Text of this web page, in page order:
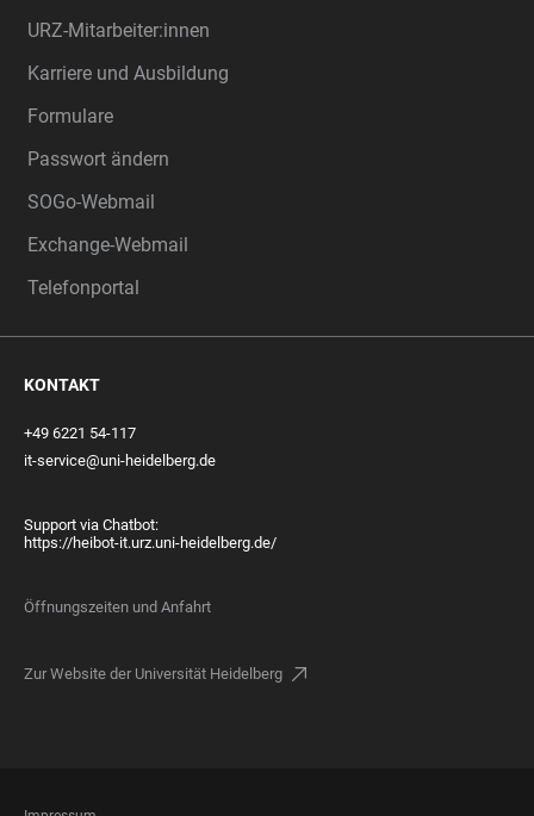
URZ-Mitarbeiter:innen
Karriere und Ausbildung
Formulare
Passwort ändern
SOGo-Webmail
Exchange-Webmail
Telefonportal
KONTAKT
+49 6221 54-117
it-service@uni-heidelberg.de
Support via Chatbot:
https://heibot-it.urz.uni-heidelberg.de/
Öffnungszeiten und Anfahrt
Zur Website der Universität Heidelberg